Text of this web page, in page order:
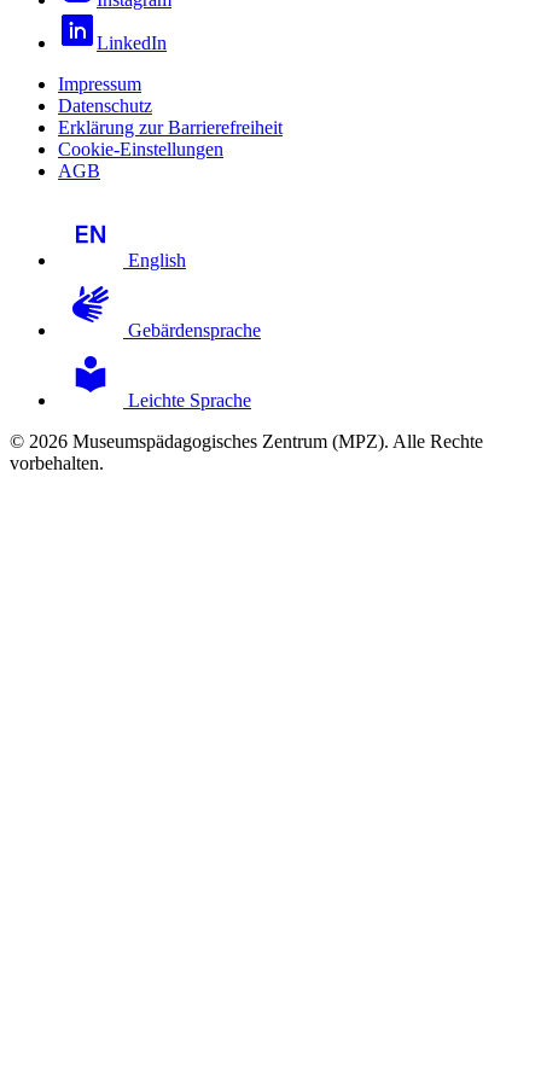
LinkedIn
Impressum
Datenschutz
Erklärung zur Barrierefreiheit
Cookie-Einstellungen
AGB
English
Gebärdensprache
Leichte Sprache
© 2026 Museumspädagogisches Zentrum (MPZ). Alle Rechte
vorbehalten.